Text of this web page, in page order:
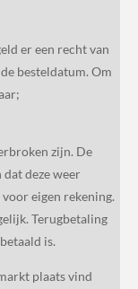
er een recht van
besteldatum. Om
zijn. De
deze weer
eigen rekening.
Terugbetaling
is.
plaats vind